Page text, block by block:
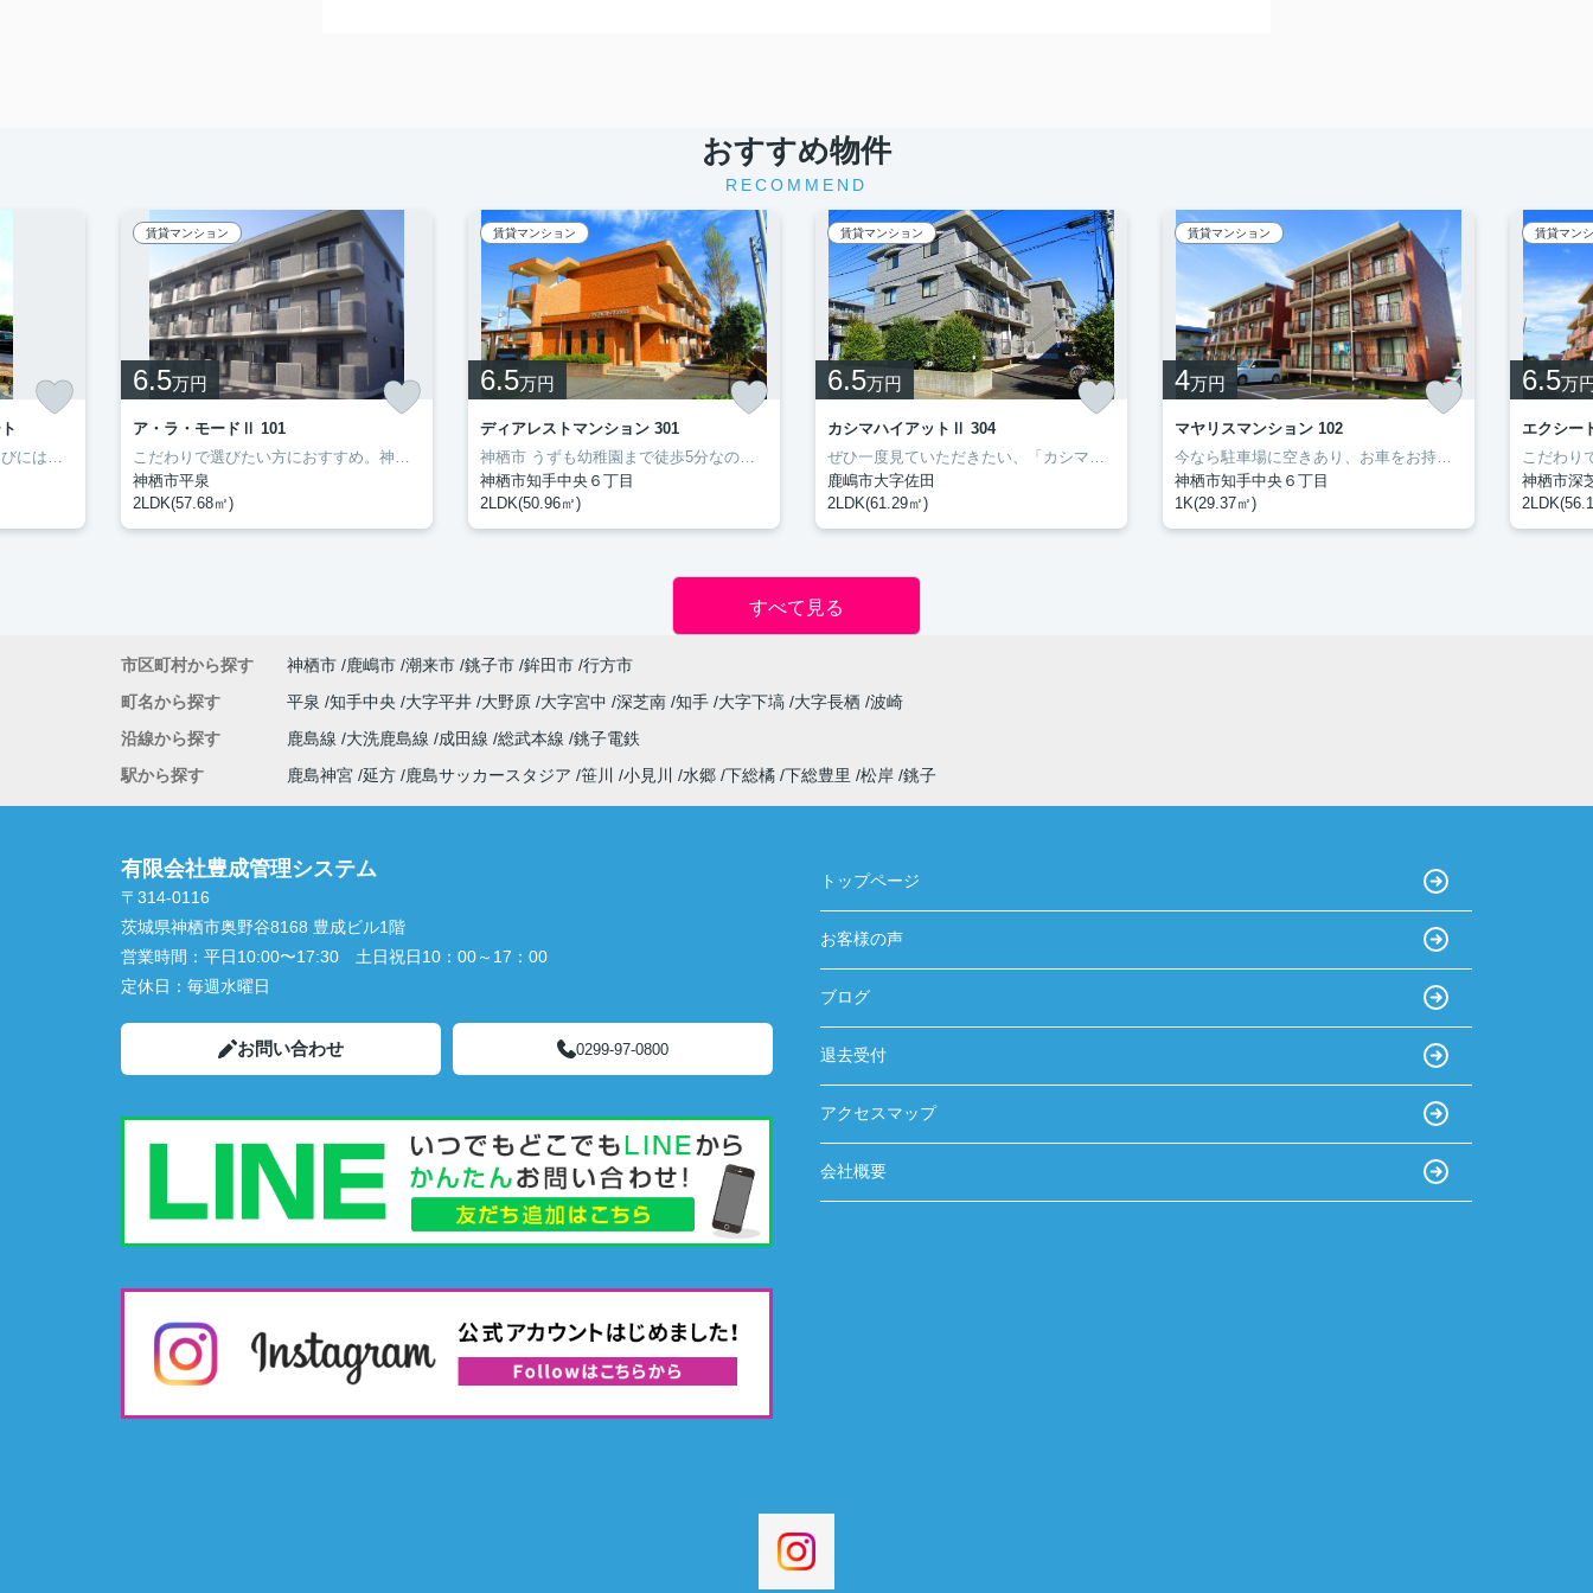
おすすめ物件
RECOMMEND
最上階のお部屋です。お部屋選びには欠かせない内覧も、空き部屋であればスムーズです。二人入居が可能な物件です。室内設備はエアコン・フローリングなどが揃っているので、快適に過ごしやすいお部屋になります。多くの方にご好評をいただいている、清潔感のある賃貸物件です。神栖市の住まい探しをお手伝いします。豊成管理システムがお客様に合った住まいをご紹介いたしますので、まずはお気軽にお問い合わせ下さい。
賃貸マンション
6.5万円
ア・ラ・モードⅡ 101
こだわりで選びたい方におすすめ。神栖市エリアで住まいをお探しなら「ア・ラ・モードⅡ」。室内設備はBS・エアコン・ネット使用料不要など充実した設備を備え付けています。初期費用をカードでお支払いいただけるので、カードで決済したい方にもおすすめです。住まいを探すにあたって、神栖市へお引っ越しを検討しているのであれば、豊成管理システムにお任せください。
神栖市平泉
2LDK(57.68㎡)
賃貸マンション
6.5万円
ディアレストマンション 301
神栖市 うずも幼稚園まで徒歩5分なので、送り迎えも楽です。ネットの回線を導入しています、パソコンが使えて暮らしに嬉しい。転居先に住み心地も良いこちらの賃貸物件。充実した新生活を過ごしましょう。豊成管理システムは長年、神栖市を中心にお部屋探しをサポートして参りましたので、お部屋探しには自信があります。
神栖市知手中央６丁目
2LDK(50.96㎡)
賃貸マンション
6.5万円
カシマハイアットⅡ 304
ぜひ一度見ていただきたい、「カシマハイアットⅡ」です。セブン-イレブン鹿嶋宮中南店まで徒歩6分と近場にコンビニがあるのもポイント。転居先に住み心地も良いこちらの賃貸物件。充実した新生活を過ごしましょう。豊成管理システムでは、お客様に合わせてお部屋をご紹介いたします。0299-97-0800からご希望の条件をお申しつけ下さい。
鹿嶋市大字佐田
2LDK(61.29㎡)
賃貸マンション
4万円
マヤリスマンション 102
今なら駐車場に空きあり、お車をお持ちの方に。モニターで来訪者を確認し、インターホンを通じて室内から会話することができます。ネットの回線を繋げているのでパソコンが使える生活。多くの方にご好評をいただいている、清潔感のある賃貸物件です。神栖市エリアで賃貸情報をお探しになるなら、ぜひ当社にお任せ下さい。快適な暮らしができるよう、しっかりとサポート致しますのでお気軽にご連絡下さい。
神栖市知手中央６丁目
1K(29.37㎡)
賃貸マン
6.5万
エクシー
神栖市深
すべて見る
市区町村から探す 神栖市 鹿嶋市 潮来市 銚子市 鉾田市 行方市
町名から探す
平泉 知手中央 大字平井 大野原 大字宮中 深芝南 知手 大字下塙 大字長栖 波崎
沿線から探す
鹿島線 大洗鹿島線 成田線 総武本線 銚子電鉄
駅から探す
鹿島神宮 延方 鹿島サッカースタジア 笹川 小見川 水郷 下総橘 下総豊里 松岸 銚子
有限会社豊成管理システム
〒314-0116
茨城県神栖市奥野谷8168 豊成ビル1階
営業時間： 平日10:00〜17:30 土日祝日10：00～17：00
定休日： 毎週水曜日
お問い合わせ 0299-97-0800
トップページ
お客様の声
ブログ
退去受付
アクセスマップ
会社概要